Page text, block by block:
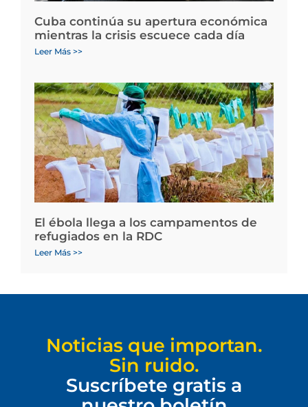
Cuba continúa su apertura económica
mientras la crisis escuece cada día
Leer Más >>
El ébola llega a los campamentos de
refugiados en la RDC
Leer Más >>
Noticias que importan.
Sin ruido.
Suscríbete gratis a